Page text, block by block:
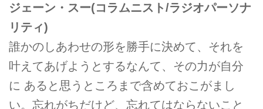
ジェーン・スー(コラムニスト/ラジオパーソナ
リティ)
誰かのしあわせの形を勝手に決めて、それを
叶えてあげようとするなんて、その力が自分
に あると思うところまで含めておこがまし
い。忘れがちだけど、忘れてはならないこと